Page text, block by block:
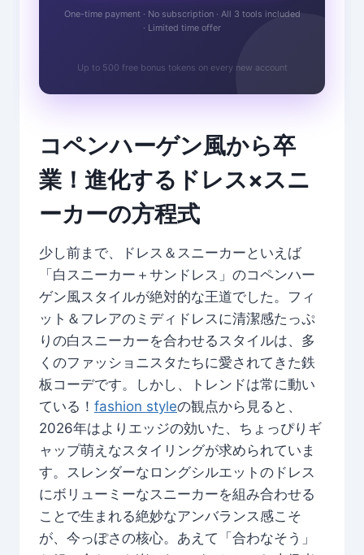
One-time payment · No subscription · All 3 tools included
· Limited time offer
Up to 500 free bonus tokens on every new account
コペンハーゲン風から卒
業！進化するドレス×スニ
ーカーの方程式
少し前まで、ドレス＆スニーカーといえば
「白スニーカー＋サンドレス」のコペンハー
ゲン風スタイルが絶対的な王道でした。フィ
ット＆フレアのミディドレスに清潔感たっぷ
りの白スニーカーを合わせるスタイルは、多
くのファッショニスタたちに愛されてきた鉄
板コーデです。しかし、トレンドは常に動い
ている！ fashion styleの観点から見ると、
2026年はよりエッジの効いた、ちょっぴりギ
ャップ萌えなスタイリングが求められていま
す。スレンダーなロングシルエットのドレス
にボリューミーなスニーカーを組み合わせる
ことで生まれる絶妙なアンバランス感こそ
が、今っぽさの核心。あえて「合わなそう」